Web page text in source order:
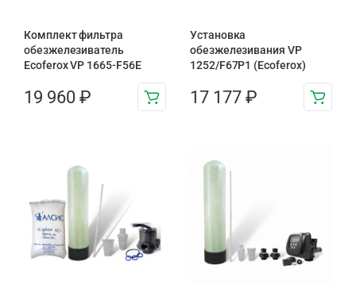
Комплект фильтра
обезжелезиватель
Ecoferox VP 1665-F56E
19 960 ₽
Установка
обезжелезивания VP
1252/F67P1 (Ecoferox)
17 177 ₽